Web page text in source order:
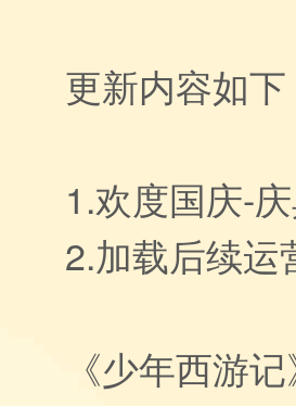
更新内容如下
1.欢度国庆-
2.加载后续运
《少年西游